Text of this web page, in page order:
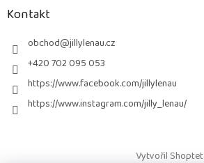
Kontakt
obchod@jillylenau.cz
+420 702 095 053
https://www.facebook.com/jillylenau
https://www.instagram.com/jilly_lenau/
Vytvořil Shoptet